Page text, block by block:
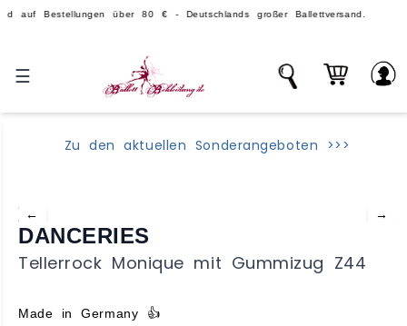
Bestellungen über 80 € - Deutschlands großer Ballettversand.
☰
Zu den aktuellen Sonderangeboten >>>
← →
DANCERIES
Tellerrock Monique mit Gummizug Z44
Made in Germany 👍